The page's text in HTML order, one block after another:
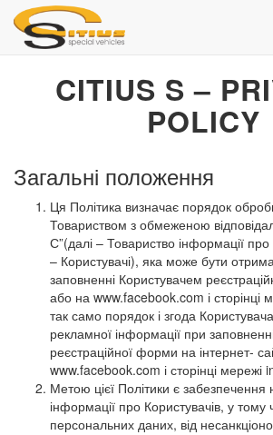
CITIUS S –
POLICY
Загальні положення
Ця Політика визначає порядок
Товариством з обмеженою
С”(далі – Товариство інформації про
– Користувачі), яка може бути
заповненні Користувачем
або на www.facebook.com і сторінці
так само порядок і згода
рекламної інформації при
реєстраційної форми на інтернет-
www.facebook.com і сторінці мережі
Метою цієї Політики є забезпечення
інформації про Користувачів, у тому
персональних даних, від